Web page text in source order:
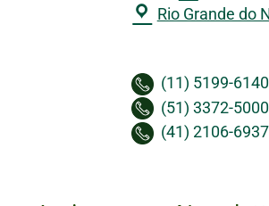
Rio Grande do
(11) 5199-6140
(51) 3372-5000
(41) 2106-6937